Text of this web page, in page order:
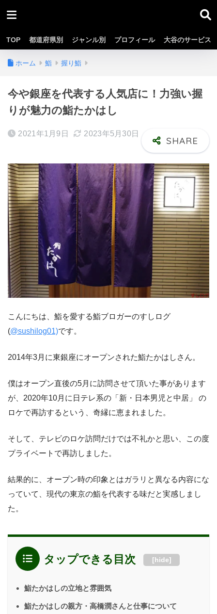
TOP 都道府県別 ジャンル別 プロフィール 大谷のサービス
ホーム 鮨 握り鮨
今や銀座を代表する人気店に！力強い握
りが魅力の鮨たかはし
2021年1月9日 2023年5月30日
こんにちは、鮨を愛する鮨ブロガーのすしログ
(@sushilog01)です。
2014年3月に東銀座にオープンされた鮨たかはしさん。
僕はオープン直後の5月に訪問させて頂いた事があります
が、2020年10月に日テレ系の「新・日本男児と中居」 の
ロケで再訪するという、奇縁に恵まれました。
そして、テレビのロケ訪問だけでは不礼かと思い、この度
プライベートで再訪しました。
結果的に、オープン時の印象とはガラリと異なる内容にな
っていて、現代の東京の鮨を代表する味だと実感しまし
た。
タップできる目次 [hide]
鮨たかはしの立地と雰囲気
鮨たかはしの親方・高橋潤さんと仕事について